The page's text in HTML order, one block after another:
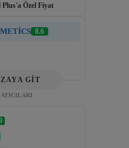
Özel Fiyat
8.6
GİT